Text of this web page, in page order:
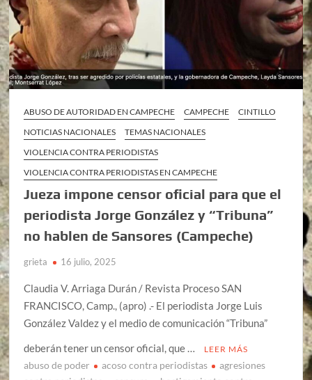
ABUSO DE AUTORIDAD EN CAMPECHE CAMPECHE
CINTILLO
NOTICIAS NACIONALES
TEMAS NACIONALES
VIOLENCIA CONTRA PERIODISTAS
VIOLENCIA CONTRA PERIODISTAS EN CAMPECHE
Jueza impone censor oficial para que el
periodista Jorge González y “Tribuna”
no hablen de Sansores (Campeche)
grieta 16 julio, 2025
Claudia V. Arriaga Durán / Revista Proceso SAN
FRANCISCO, Camp., (apro) .- El periodista Jorge Luis
González Valdez y el medio de comunicación “Tribuna”
deberán tener un censor oficial, que …
LEER MÁS
abuso de poder acoso contra periodistas
agresiones